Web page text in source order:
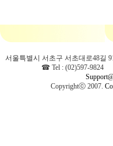
서울특별시 서초구 서초대로48길
☎ Tel : (02)597-
Copyrightⓒ 2007.